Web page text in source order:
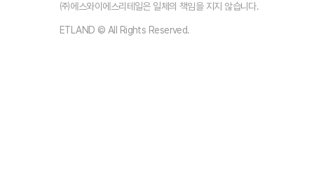
㈜에스와이에스리테일은 일체의 책임을 지지 않습니다.
ETLAND © All Rights Reserved.